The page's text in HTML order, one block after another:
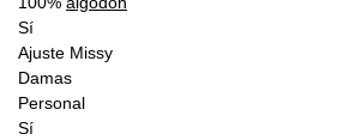
Sí
Ajuste Missy
Damas
Personal
Sí